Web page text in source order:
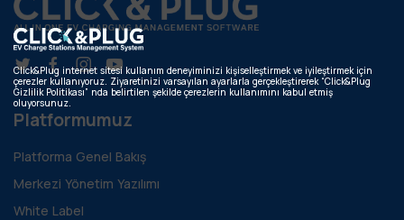
Platformumuz
Platforma Genel Bakış
Merkezi Yönetim Yazılımı
White Label
Click&Plug internet sitesi kullanım deneyiminizi kişiselleştirmek ve iyileştirmek için
çerezler kullanıyoruz. Ziyaretinizi varsayılan ayarlarla gerçekleştirerek “Click&Plug
Gizlilik Politikası” nda belirtilen şekilde çerezlerin kullanımını kabul etmiş
oluyorsunuz.